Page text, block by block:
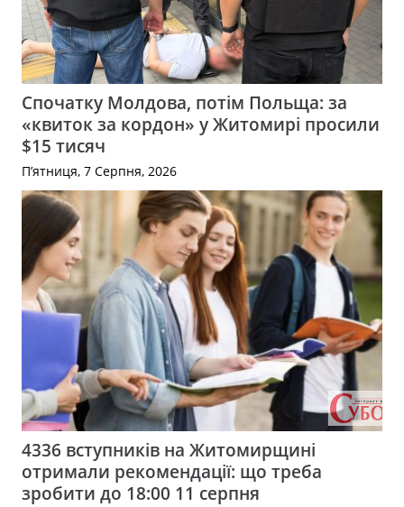
Спочатку Молдова, потім Польща: за
«квиток за кордон» у Житомирі просили
$15 тисяч
П’ятниця, 7 Серпня, 2026
4336 вступників на Житомирщині
отримали рекомендації: що треба
зробити до 18:00 11 серпня